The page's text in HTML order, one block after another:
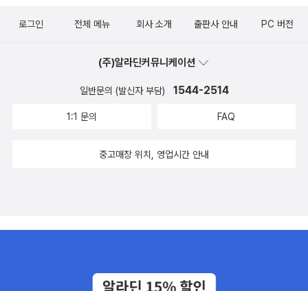
로그인 전체 메뉴 회사 소개 출판사 안내 PC 버전
(주)알라딘커뮤니케이션
일반문의 (발신자 부담) 1544-2514
1:1 문의 FAQ
중고매장 위치, 영업시간 안내